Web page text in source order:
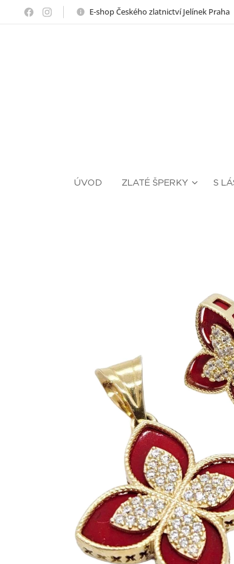
E-shop Českého zlatnictví Jelínek Praha
ÚVOD ZLATÉ ŠPERKY S